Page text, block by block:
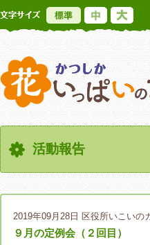
標準
活動報告
2019年09月28日 区役所いこいの
９月の定例会（２回目）